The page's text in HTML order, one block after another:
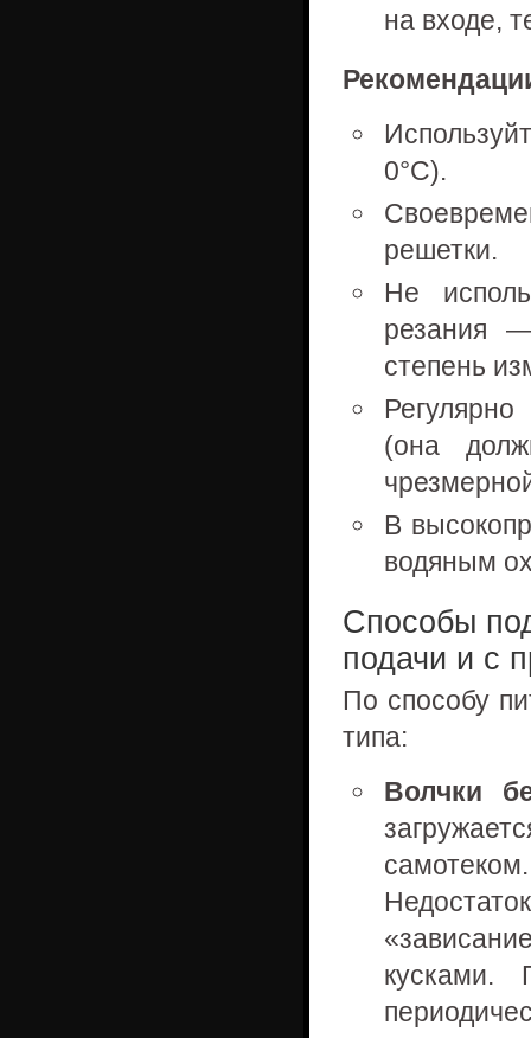
на входе,
0°С).
решетки.
Не
резания
степень
(она
В
водяным
Способы
подачи и с
По способу
типа:
Волчки
кусками.